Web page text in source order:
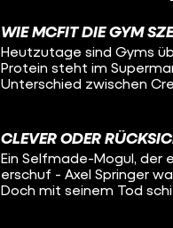
Tipico? Wir tauchen ein in die Geschichte hinter dem Wettanbieter, die den
meisten verborgen bleibt.
Millionenumsätze erzielt
agierte. Wir haben
exklusive Einblicke in die
WIE MCFIT DIE GYM
Heutzutage sind Gyms
Protein steht im
Unterschied zwischen
links gedreht. Was als
wurde zur globalen
CLEVER ODER
Ein Selfmade-Mogul, der
erschuf - Axel Springer
Doch mit seinem Tod